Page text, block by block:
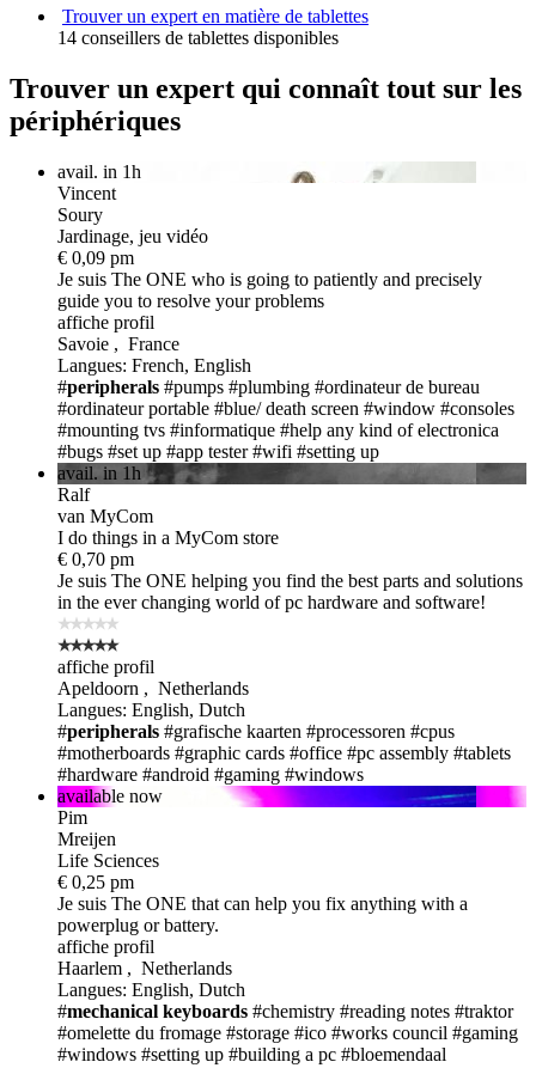
Trouver un expert en matière de tablettes
14 conseillers de tablettes disponibles
Trouver un expert qui connaît tout sur les
périphériques
avail. in 1h
Vincent
Soury
Jardinage, jeu vidéo
€ 0,09 pm
Je suis The ONE who is going to patiently and precisely
guide you to resolve your problems
affiche profil
Savoie , France
Langues: French, English
#peripherals #pumps #plumbing #ordinateur de bureau
#ordinateur portable #blue/ death screen #window #consoles
#mounting tvs #informatique #help any kind of electronica
#bugs #set up #app tester #wifi #setting up
avail. in 1h
Ralf
van MyCom
I do things in a MyCom store
€ 0,70 pm
Je suis The ONE helping you find the best parts and solutions
in the ever changing world of pc hardware and software!
affiche profil
Apeldoorn , Netherlands
Langues: English, Dutch
#peripherals #grafische kaarten #processoren #cpus
#motherboards #graphic cards #office #pc assembly #tablets
#hardware #android #gaming #windows
available now
Pim
Mreijen
Life Sciences
€ 0,25 pm
Je suis The ONE that can help you fix anything with a
powerplug or battery.
affiche profil
Haarlem , Netherlands
Langues: English, Dutch
#mechanical keyboards #chemistry #reading notes #traktor
#omelette du fromage #storage #ico #works council #gaming
#windows #setting up #building a pc #bloemendaal